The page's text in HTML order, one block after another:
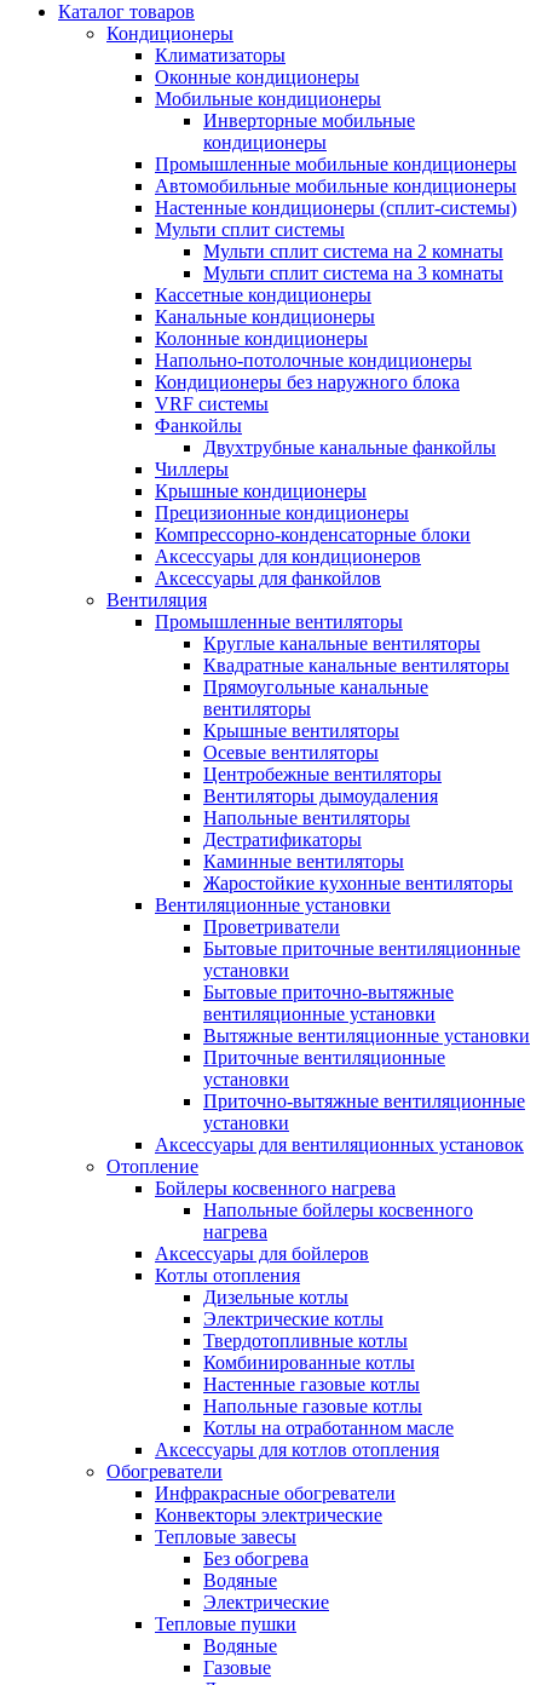
Каталог товаров
Кондиционеры
Климатизаторы
Оконные кондиционеры
Мобильные кондиционеры
Инверторные мобильные
кондиционеры
Промышленные мобильные кондиционеры
Автомобильные мобильные кондиционеры
Настенные кондиционеры (сплит-системы)
Мульти сплит системы
Мульти сплит система на 2 комнаты
Мульти сплит система на 3 комнаты
Кассетные кондиционеры
Канальные кондиционеры
Колонные кондиционеры
Напольно-потолочные кондиционеры
Кондиционеры без наружного блока
VRF системы
Фанкойлы
Двухтрубные канальные фанкойлы
Чиллеры
Крышные кондиционеры
Прецизионные кондиционеры
Компрессорно-конденсаторные блоки
Аксессуары для кондиционеров
Аксессуары для фанкойлов
Вентиляция
Промышленные вентиляторы
Круглые канальные вентиляторы
Квадратные канальные вентиляторы
Прямоугольные канальные
вентиляторы
Крышные вентиляторы
Осевые вентиляторы
Центробежные вентиляторы
Вентиляторы дымоудаления
Напольные вентиляторы
Дестратификаторы
Каминные вентиляторы
Жаростойкие кухонные вентиляторы
Вентиляционные установки
Проветриватели
Бытовые приточные вентиляционные
установки
Бытовые приточно-вытяжные
вентиляционные установки
Вытяжные вентиляционные установки
Приточные вентиляционные
установки
Приточно-вытяжные вентиляционные
установки
Аксессуары для вентиляционных установок
Отопление
Бойлеры косвенного нагрева
Напольные бойлеры косвенного
нагрева
Аксессуары для бойлеров
Котлы отопления
Дизельные котлы
Электрические котлы
Твердотопливные котлы
Комбинированные котлы
Настенные газовые котлы
Напольные газовые котлы
Котлы на отработанном масле
Аксессуары для котлов отопления
Обогреватели
Инфракрасные обогреватели
Конвекторы электрические
Тепловые завесы
Без обогрева
Водяные
Электрические
Тепловые пушки
Водяные
Газовые